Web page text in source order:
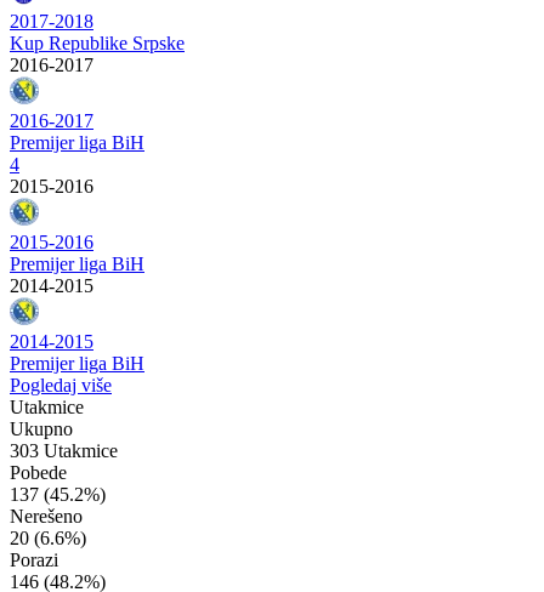
2017-2018
Kup Republike Srpske
2016-2017
2016-2017
Premijer liga BiH
4
2015-2016
2015-2016
Premijer liga BiH
2014-2015
2014-2015
Premijer liga BiH
Pogledaj više
Utakmice
Ukupno
303 Utakmice
Pobede
137 (45.2%)
Nerešeno
20 (6.6%)
Porazi
146 (48.2%)